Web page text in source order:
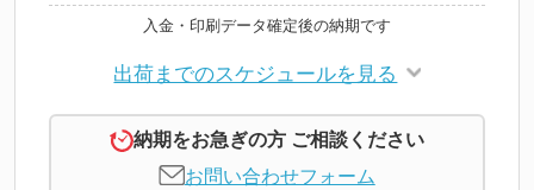
入金・印刷データ確定後の納期です
出荷までのスケジュールを見る
納期をお急ぎの方 ご相談ください
お問い合わせフォーム